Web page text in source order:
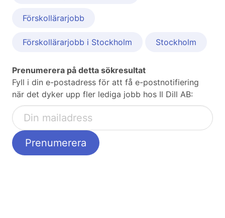
Förskollärarjobb
Förskollärarjobb i Stockholm Stockholm
Prenumerera på detta sökresultat
Fyll i din e-postadress för att få e-postnotifiering
när det dyker upp fler lediga jobb hos Il Dill AB: